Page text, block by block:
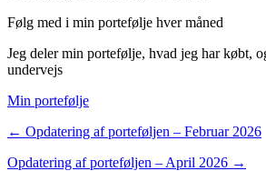
Følg med i min portefølje hver måned
Jeg deler min portefølje, hvad jeg har købt,
undervejs
Min portefølje
← Opdatering af porteføljen – Februar 2026
Opdatering af porteføljen – April 2026 →